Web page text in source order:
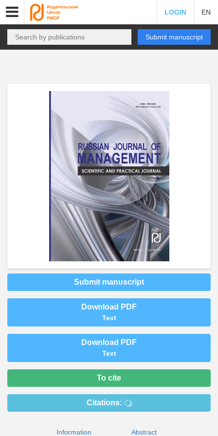
LOGIN EN
Submit manuscript
Submit manuscript
Download PDF
Text
Download PDF
Text
To cite
Citations:
Information Abstract